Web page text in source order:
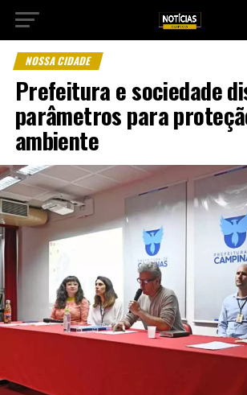
NOSSA CIDADE
Prefeitura e sociedade
parâmetros para
ambiente